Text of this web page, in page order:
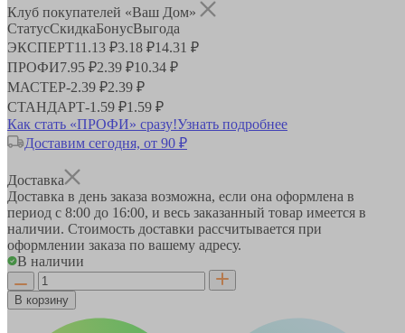
Клуб покупателей «Ваш Дом»
СтатусСкидкаБонусВыгода
ЭКСПЕРТ11.13 ₽3.18 ₽14.31 ₽
ПРОФИ7.95 ₽2.39 ₽10.34 ₽
МАСТЕР-2.39 ₽2.39 ₽
СТАНДАРТ-1.59 ₽1.59 ₽
Как стать «ПРОФИ» сразу!Узнать подробнее
Доставим сегодня, от 90 ₽
Доставка
Доставка в день заказа возможна, если она оформлена в
период с 8:00 до 16:00, и весь заказанный товар имеется в
наличии. Стоимость доставки рассчитывается при
оформлении заказа по вашему адресу.
В наличии
В корзину